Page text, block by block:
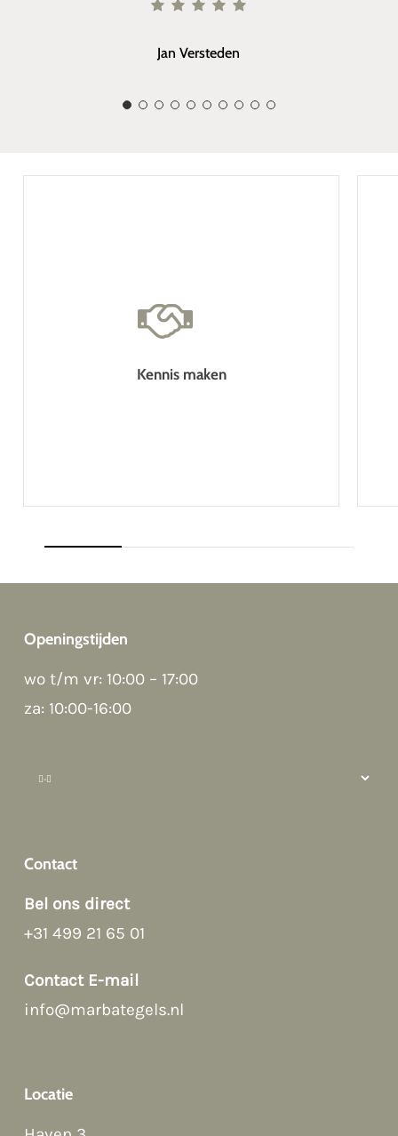
Jan Versteden
Kennis maken
Openingstijden
wo t/m vr: 10:00 – 17:00
za: 10:00-16:00
Contact
Bel ons direct
+31 499 21 65 01
Contact E-mail
info@marbategels.nl
Locatie
Good morning 👋
Hoi! Kunnen we ergens bij helpen?
Contact Form